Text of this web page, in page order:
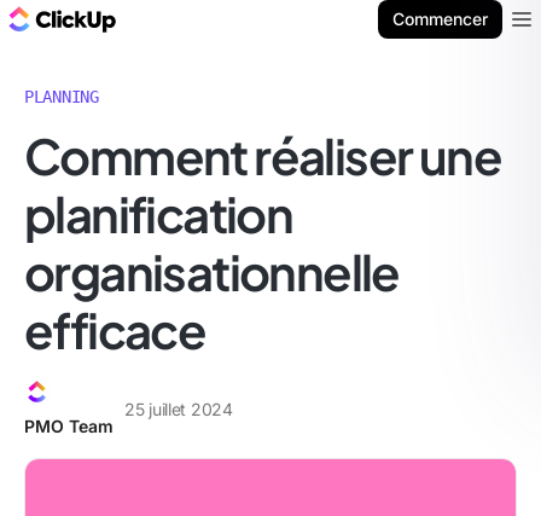
Commencer
PLANNING
Comment réaliser une
planification
organisationnelle
efficace
PMO Team
25 juillet 2024